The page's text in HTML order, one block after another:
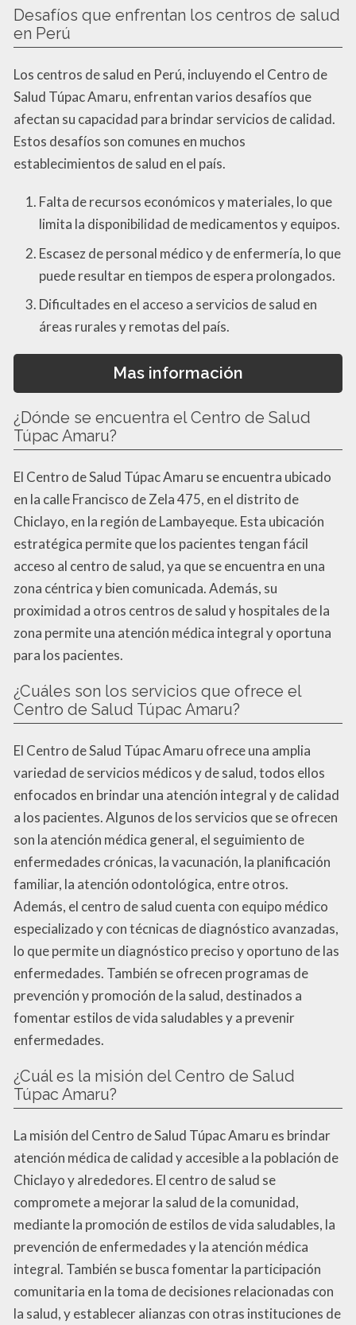
Desafíos que enfrentan los centros de salud
en Perú
Los centros de salud en Perú, incluyendo el Centro de
Salud Túpac Amaru, enfrentan varios desafíos que
afectan su capacidad para brindar servicios de calidad.
Estos desafíos son comunes en muchos
establecimientos de salud en el país.
Falta de recursos económicos y materiales, lo que
limita la disponibilidad de medicamentos y equipos.
Escasez de personal médico y de enfermería, lo que
puede resultar en tiempos de espera prolongados.
Dificultades en el acceso a servicios de salud en
áreas rurales y remotas del país.
Mas información
¿Dónde se encuentra el Centro de Salud
Túpac Amaru?
El Centro de Salud Túpac Amaru se encuentra ubicado
en la calle Francisco de Zela 475, en el distrito de
Chiclayo, en la región de Lambayeque. Esta ubicación
estratégica permite que los pacientes tengan fácil
acceso al centro de salud, ya que se encuentra en una
zona céntrica y bien comunicada. Además, su
proximidad a otros centros de salud y hospitales de la
zona permite una atención médica integral y oportuna
para los pacientes.
¿Cuáles son los servicios que ofrece el
Centro de Salud Túpac Amaru?
El Centro de Salud Túpac Amaru ofrece una amplia
variedad de servicios médicos y de salud, todos ellos
enfocados en brindar una atención integral y de calidad
a los pacientes. Algunos de los servicios que se ofrecen
son la atención médica general, el seguimiento de
enfermedades crónicas, la vacunación, la planificación
familiar, la atención odontológica, entre otros.
Además, el centro de salud cuenta con equipo médico
especializado y con técnicas de diagnóstico avanzadas,
lo que permite un diagnóstico preciso y oportuno de las
enfermedades. También se ofrecen programas de
prevención y promoción de la salud, destinados a
fomentar estilos de vida saludables y a prevenir
enfermedades.
¿Cuál es la misión del Centro de Salud
Túpac Amaru?
La misión del Centro de Salud Túpac Amaru es brindar
atención médica de calidad y accesible a la población de
Chiclayo y alrededores. El centro de salud se
compromete a mejorar la salud de la comunidad,
mediante la promoción de estilos de vida saludables, la
prevención de enfermedades y la atención médica
integral. También se busca fomentar la participación
comunitaria en la toma de decisiones relacionadas con
la salud, y establecer alianzas con otras instituciones de